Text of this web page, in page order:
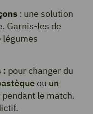
: une solution
Garnis-les de
légumes
: pour changer du
ou un
le match.